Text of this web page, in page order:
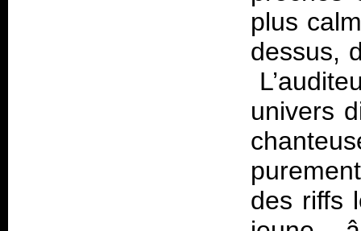
plus
dessus,
univers
des riffs